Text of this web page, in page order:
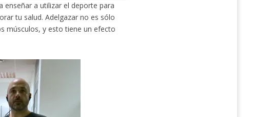
a utilizar el deporte para
tu salud. Adelgazar no es sólo
músculos, y esto tiene un efecto